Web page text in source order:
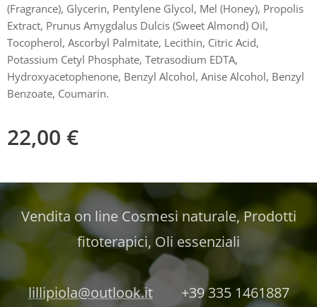
(Fragrance), Glycerin, Pentylene Glycol, Mel (Honey), Propolis
Extract, Prunus Amygdalus Dulcis (Sweet Almond) Oil,
Tocopherol, Ascorbyl Palmitate, Lecithin, Citric Acid,
Potassium Cetyl Phosphate, Tetrasodium EDTA,
Hydroxyacetophenone, Benzyl Alcohol, Anise Alcohol, Benzyl
Benzoate, Coumarin.
22,00 €
Vendita on line Cosmesi naturale, Prodotti
fitoterapici, Oli essenziali
lillipiola@outlook.it+39 335 1461887